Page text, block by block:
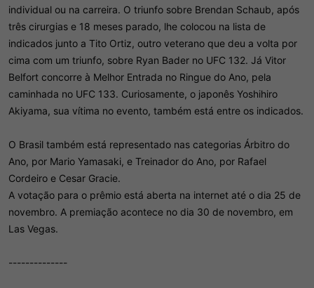
individual ou na carreira. O triunfo sobre Brendan Schaub, após
três cirurgias e 18 meses parado, lhe colocou na lista de
indicados junto a Tito Ortiz, outro veterano que deu a volta por
cima com um triunfo, sobre Ryan Bader no UFC 132. Já Vitor
Belfort concorre à Melhor Entrada no Ringue do Ano, pela
caminhada no UFC 133. Curiosamente, o japonês Yoshihiro
Akiyama, sua vítima no evento, também está entre os indicados.
O Brasil também está representado nas categorias Árbitro do
Ano, por Mario Yamasaki, e Treinador do Ano, por Rafael
Cordeiro e Cesar Gracie.
A votação para o prêmio está aberta na internet até o dia 25 de
novembro. A premiação acontece no dia 30 de novembro, em
Las Vegas.
--------------